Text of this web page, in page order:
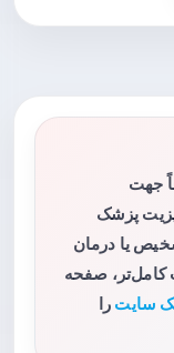
جهت
پزشک
یا درمان
کامل‌تر، صفحه
سایت را